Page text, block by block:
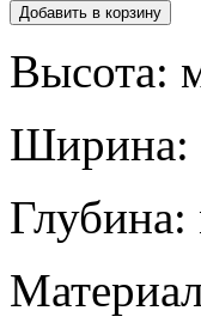
Высота:
Ширина:
Глубина: